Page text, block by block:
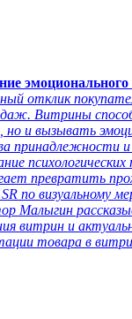
эмоционального
отклик
Витрины
но и вызывать
принадлежности
психологических
превратить
по визуальному
Малыгин
витрин и
товара в